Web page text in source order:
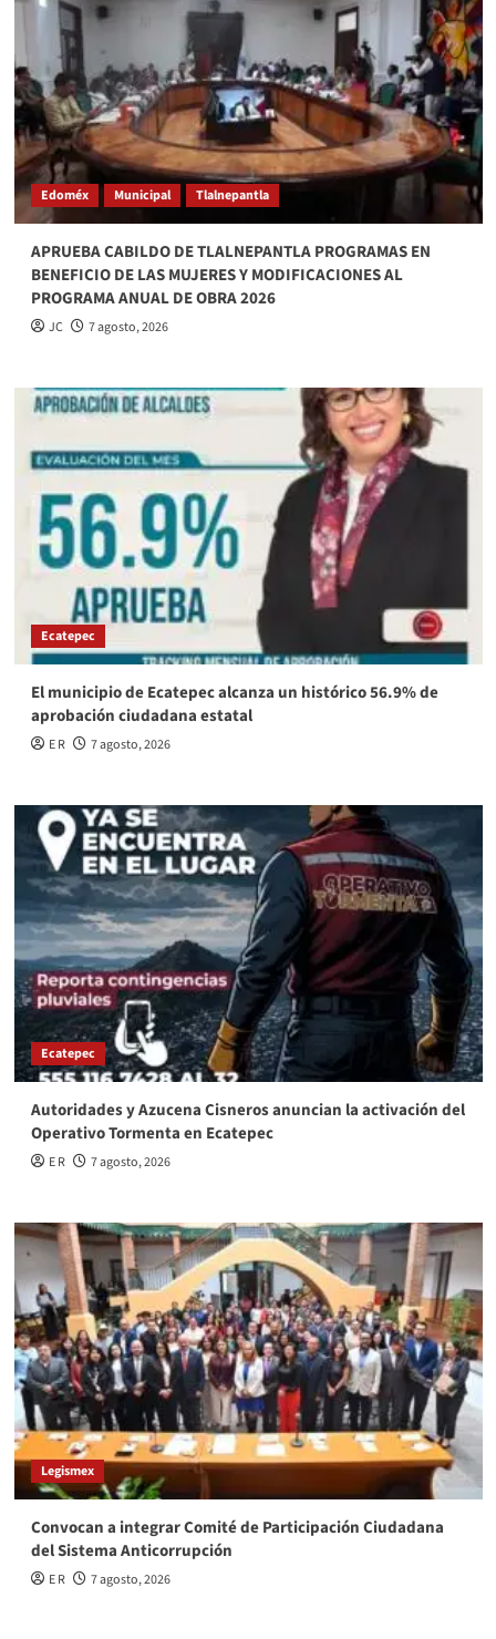
Edoméx Municipal Tlalnepantla
APRUEBA CABILDO DE TLALNEPANTLA PROGRAMAS EN
BENEFICIO DE LAS MUJERES Y MODIFICACIONES AL
PROGRAMA ANUAL DE OBRA 2026
JC 7 agosto, 2026
Ecatepec
El municipio de Ecatepec alcanza un histórico 56.9% de
aprobación ciudadana estatal
E R 7 agosto, 2026
Ecatepec
Autoridades y Azucena Cisneros anuncian la activación del
Operativo Tormenta en Ecatepec
E R 7 agosto, 2026
Legismex
Convocan a integrar Comité de Participación Ciudadana
del Sistema Anticorrupción
E R 7 agosto, 2026